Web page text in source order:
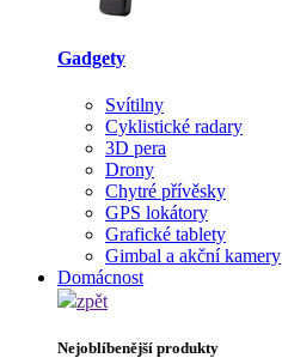
Gadgety
Svítilny
Cyklistické radary
3D pera
Drony
Chytré přívěsky
GPS lokátory
Grafické tablety
Gimbal a akční kamery
Domácnost
zpět
Nejoblíbenější produkty